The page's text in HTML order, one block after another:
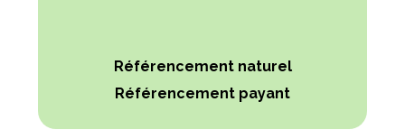
Référencement naturel
Référencement payant